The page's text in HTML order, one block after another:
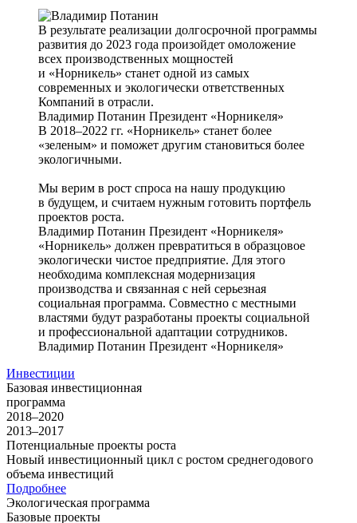
В результате реализации долгосрочной программы
развития до 2023 года произойдет омоложение
всех производственных мощностей
и «Норникель» станет одной из самых
современных и экологически ответственных
Компаний в отрасли.
Владимир Потанин Президент «Норникеля»
В 2018–2022 гг. «Норникель» станет более
«зеленым» и поможет другим становиться более
экологичными.
Мы верим в рост спроса на нашу продукцию
в будущем, и считаем нужным готовить портфель
проектов роста.
Владимир Потанин Президент «Норникеля»
«Норникель» должен превратиться в образцовое
экологически чистое предприятие. Для этого
необходима комплексная модернизация
производства и связанная с ней серьезная
социальная программа. Совместно с местными
властями будут разработаны проекты социальной
и профессиональной адаптации сотрудников.
Владимир Потанин Президент «Норникеля»
Инвестиции
Базовая инвестиционная
программа
2018–2020
2013–2017
Потенциальные проекты роста
Новый инвестиционный цикл с ростом среднегодового
объема инвестиций
Подробнее
Экологическая программа
Базовые проекты